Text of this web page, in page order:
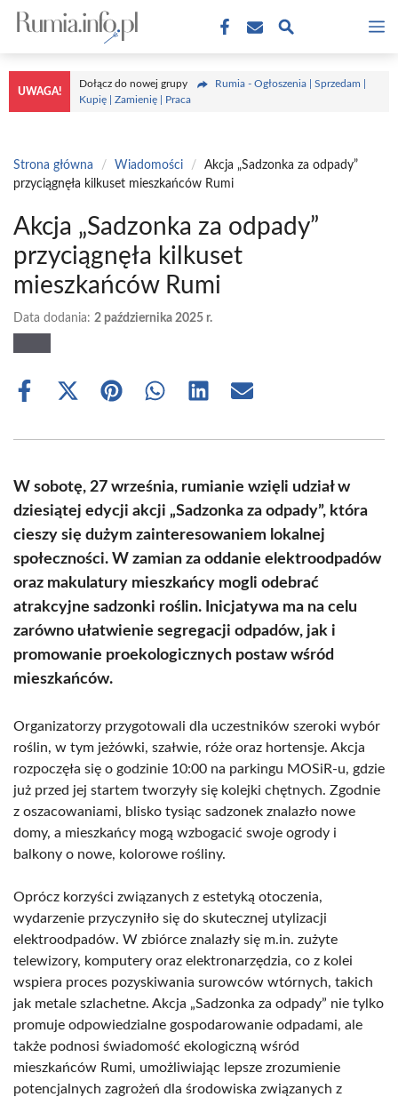
Przejdź
treści
UWAGA!
Dołącz do nowej grupy
Rumia - Ogłoszenia | Sprzedam |
Kupię | Zamienię | Praca
Strona główna / Wiadomości /
Akcja „Sadzonka za odpady”
przyciągnęła kilkuset mieszkańców Rumi
Akcja „Sadzonka za odpady”
przyciągnęła kilkuset
mieszkańców Rumi
Data dodania: 2 października 2025 r.
Share
Share
(Twitter)
Share Share Share Share
W sobotę, 27 września, rumianie wzięli udział w
dziesiątej edycji akcji „Sadzonka za odpady”, która
cieszy się dużym zainteresowaniem lokalnej
społeczności. W zamian za oddanie elektroodpadów
oraz makulatury mieszkańcy mogli odebrać
atrakcyjne sadzonki roślin. Inicjatywa ma na celu
zarówno ułatwienie segregacji odpadów, jak i
promowanie proekologicznych postaw wśród
mieszkańców.
Organizatorzy przygotowali dla uczestników szeroki wybór
roślin, w tym jeżówki, szałwie, róże oraz hortensje. Akcja
rozpoczęła się o godzinie 10:00 na parkingu MOSiR-u, gdzie
już przed jej startem tworzyły się kolejki chętnych. Zgodnie
z oszacowaniami, blisko tysiąc sadzonek znalazło nowe
domy, a mieszkańcy mogą wzbogacić swoje ogrody i
balkony o nowe, kolorowe rośliny.
Oprócz korzyści związanych z estetyką otoczenia,
wydarzenie przyczyniło się do skutecznej utylizacji
elektroodpadów. W zbiórce znalazły się m.in. zużyte
telewizory, komputery oraz elektronarzędzia, co z kolei
wspiera proces pozyskiwania surowców wtórnych, takich
jak metale szlachetne. Akcja „Sadzonka za odpady” nie tylko
promuje odpowiedzialne gospodarowanie odpadami, ale
także podnosi świadomość ekologiczną wśród
mieszkańców Rumi, umożliwiając lepsze zrozumienie
potencjalnych zagrożeń dla środowiska związanych z